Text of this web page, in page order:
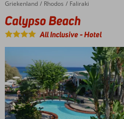
Gratis
shuttleservice
naar het
strand
Op ca.
2,5km
van
Kalithea
Home
Griekenland Rhodos Faliraki
Calypso Beach
Calypso Beach
All Inclusive-Hotel